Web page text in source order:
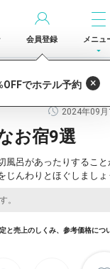
会員登録 メニュ
2024年09月
お宿9選
風呂があったりすること
んわりとほぐしましょ
と売上のしくみ、参考価格につ